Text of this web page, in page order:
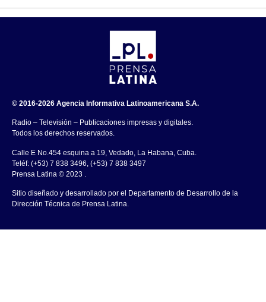
© 2016-2026 Agencia Informativa Latinoamericana S.A.
Radio – Televisión – Publicaciones impresas y digitales.
Todos los derechos reservados.
Calle E No.454 esquina a 19, Vedado, La Habana, Cuba.
Teléf: (+53) 7 838 3496, (+53) 7 838 3497
Prensa Latina © 2023 .
Sitio diseñado y desarrollado por el Departamento de Desarrollo de la
Dirección Técnica de Prensa Latina.